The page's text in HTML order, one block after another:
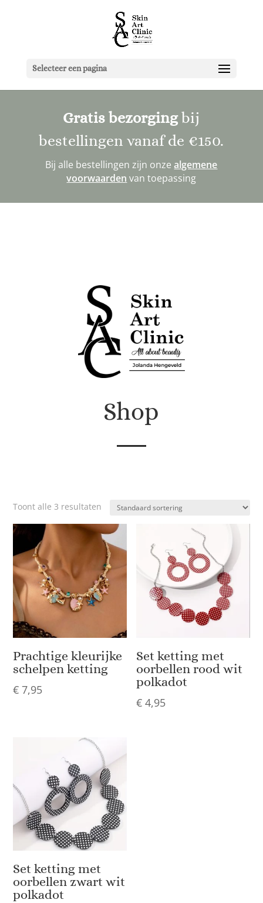
Selecteer een pagina
Gratis bezorgingbij
bestellingen vanaf de €150.
Bij alle bestellingen zijn onzealgemene
voorwaarden van toepassing
Shop
Toont alle 3 resultaten
Prachtige kleurijke
schelpen ketting
€ 7,95
Set ketting met
oorbellen rood wit
polkadot
€ 4,95
Set ketting met
oorbellen zwart wit
polkadot